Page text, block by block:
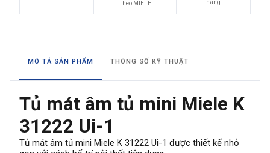
Theo MIELE
hãng
MÔ TẢ SẢN PHẨM THÔNG SỐ KỸ THUẬT
Tủ mát âm tủ mini Miele K
31222 Ui-1
Tủ mát âm tủ mini Miele K 31222 Ui-1 được thiết kế nhỏ